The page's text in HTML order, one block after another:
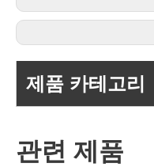
제품 카테고리
관련 제품